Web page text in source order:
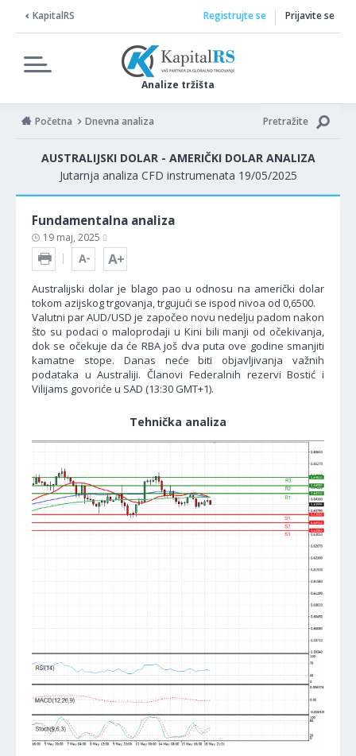
KapitalRS
Analize tržišta
Registrujte se Prijavite se
Početna Dnevna analiza Pretražite
AUSTRALIJSKI DOLAR - AMERIČKI DOLAR ANALIZA
Jutarnja analiza CFD instrumenata 19/05/2025
Fundamentalna analiza
19 maj, 2025
Australijski dolar je blago pao u odnosu na američki dolar
tokom azijskog trgovanja, trgujući se ispod nivoa od 0,6500.
Valutni par AUD/USD je započeo novu nedelju padom nakon
što su podaci o maloprodaji u Kini bili manji od očekivanja,
dok se očekuje da će RBA još dva puta ove godine smanjiti
kamatne stope. Danas neće biti objavljivanja važnih
podataka u Australiji. Članovi Federalnih rezervi Bostić i
Vilijams govoriće u SAD (13:30 GMT+1).
Tehnička analiza